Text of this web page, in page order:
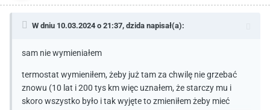
W dniu 10.03.2024 o 21:37, dzida napisał(a):
sam nie wymieniałem
termostat wymieniłem, żeby już tam za chwilę nie grzebać
znowu (10 lat i 200 tys km więc uznałem, że starczy mu i
skoro wszystko było i tak wyjęte to zmieniłem żeby mieć